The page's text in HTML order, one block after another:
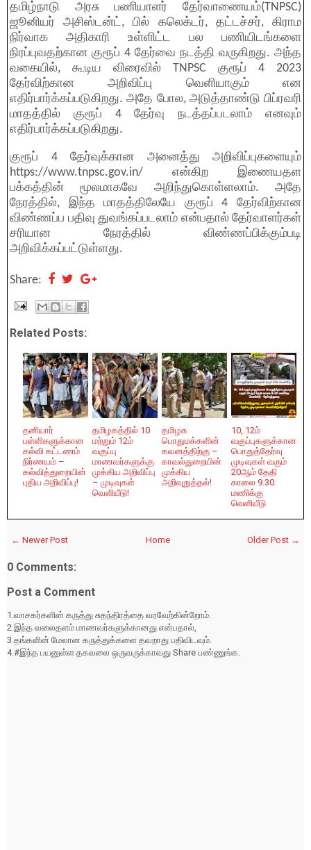
தமிழ்நாடு அரசு பணியாளர் தேர்வாணையம்(TNPSC)
ஜூனியர் அசிஸ்டன்ட், பில் கலெக்டர், தட்டச்சர், கிராம
நிர்வாக அதிகாரி உள்ளிட்ட பல பணியிடங்களை
நிரப்புவதற்கான குரூப் 4 தேர்வை நடத்தி வருகிறது. அந்த
வகையில், கூடிய விரைவில் TNPSC குரூப் 4 2023
தேர்விற்கான அறிவிப்பு வெளியாகும் என
எதிர்பார்க்கப்படுகிறது. அதே போல, அடுத்தாண்டு பிப்ரவரி
மாதத்தில் குரூப் 4 தேர்வு நடத்தப்படலாம் எனவும்
எதிர்பார்க்கப்படுகிறது.
குரூப் 4 தேர்வுக்கான அனைத்து அறிவிப்புகளையும்
https://www.tnpsc.gov.in/ என்கிற இணையதள
பக்கத்தின் மூலமாகவே அறிந்துகொள்ளலாம். அதே
நேரத்தில், இந்த மாதத்திலேயே குரூப் 4 தேர்விற்கான
விண்ணப்ப பதிவு துவங்கப்படலாம் என்பதால் தேர்வாளர்கள்
சரியான நேரத்தில் விண்ணப்பிக்கும்படி
அறிவிக்கப்பட்டுள்ளது.
Share:
Related Posts:
தனியார்
பள்ளிகளுக்கான
கல்வி கட்டணம்
நிர்ணயம் –
கல்வித்துறையின்
புதிய அறிவிப்பு!
தமிழகத்தில் 10
மற்றும் 12ம்
வகுப்பு
மாணவர்களுக்கு
முக்கிய அறிவிப்பு
– முடிவுகள்
வெளியீடு!
தமிழக
பொதுமக்களின்
கவனத்திற்கு –
காவல்துறையின்
முக்கிய
அறிவுறுத்தல்!
10, 12ம்
வகுப்புகளுக்கான
பொதுத்தேர்வு
முடிவுகள் வரும்
20ஆம் தேதி
காலை 9.30
மணிக்கு
வெளியீடு
← Newer Post Older Post →
Home
0 Comments:
Post a Comment
1.வாசகர்களின் கருத்து சுதந்திரத்தை வரவேற்கின்றோம்.
2.இந்த வலைதளம் மாணவர்களுக்கானது என்பதால்,
3.தங்களின் மேலான கருத்துக்களை தவறாது பதிவிடவும்.
4.#இந்த பயனுள்ள தகவலை ஒருவருக்காவது Share பண்ணுங்க.